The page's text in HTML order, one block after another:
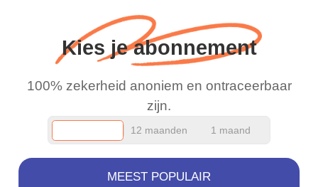
Kies je abonnement
100% zekerheid anoniem en ontraceerbaar
zijn.
12 maanden 1 maand
MEEST POPULAIR